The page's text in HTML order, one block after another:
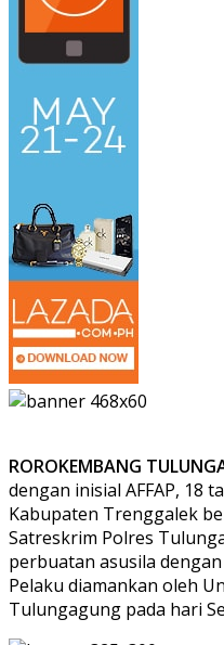
ROROKEMBANG
dengan inisial AFFAP, 18
Kabupaten Trenggalek
Satreskrim Polres
perbuatan asusila
Pelaku diamankan oleh
Tulungagung pada hari